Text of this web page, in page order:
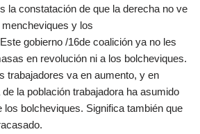
la constatación de que la derecha no ve
y los
gobierno /16de coalición ya no les
en revolución ni a los bolcheviques.
trabajadores va en aumento, y en
la población trabajadora ha asumido
los bolcheviques. Significa también que